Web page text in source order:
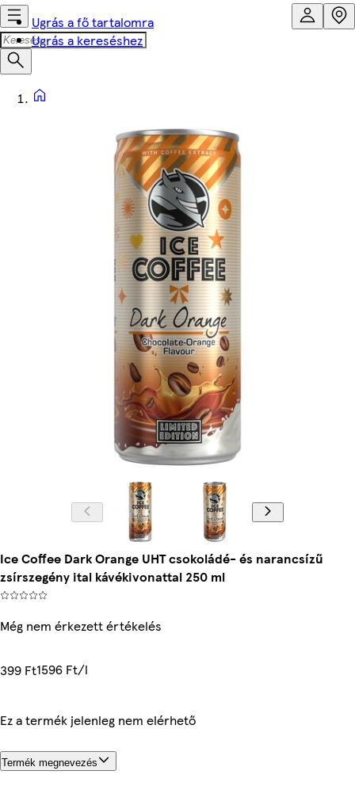
Ugrás a fő tartalomra
Ugrás a kereséshez
Ice Coffee Dark Orange UHT csokoládé- és narancsízű
zsírszegény ital kávékivonattal 250 ml
Még nem érkezett értékelés
399 Ft1596 Ft/l
Ez a termék jelenleg nem elérhető
Termék megnevezés